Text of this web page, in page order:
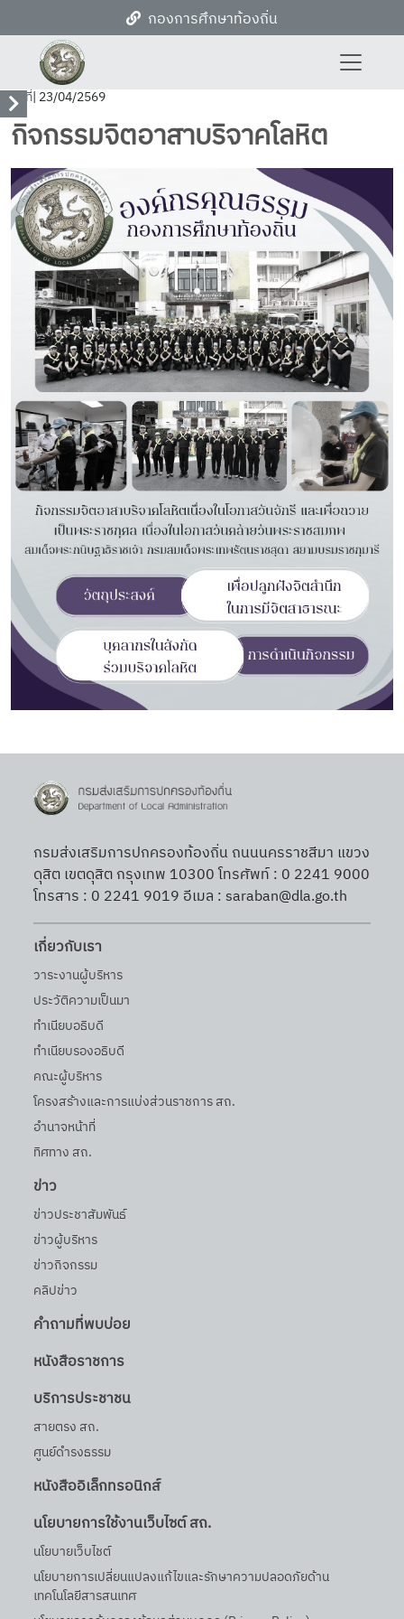
กองการศึกษาท้องถิ่น
วันที่| 23/04/2569
กิจกรรมจิตอาสาบริจาคโลหิต
กรมส่งเสริมการปกครองท้องถิ่น ถนนนครราชสีมา แขวง
ดุสิต เขตดุสิต กรุงเทพ 10300 โทรศัพท์ : 0 2241 9000
โทรสาร : 0 2241 9019 อีเมล : saraban@dla.go.th
เกี่ยวกับเรา
วาระงานผู้บริหาร
ประวัติความเป็นมา
ทำเนียบอธิบดี
ทำเนียบรองอธิบดี
คณะผู้บริหาร
โครงสร้างและการแบ่งส่วนราชการ สถ.
อำนาจหน้าที่
ทิศทาง สถ.
ข่าว
ข่าวประชาสัมพันธ์
ข่าวผู้บริหาร
ข่าวกิจกรรม
คลิปข่าว
คำถามที่พบบ่อย
หนังสือราชการ
บริการประชาชน
สายตรง สถ.
ศูนย์ดำรงธรรม
หนังสืออิเล็กทรอนิกส์
นโยบายการใช้งานเว็บไซต์ สถ.
นโยบายเว็บไชต์
นโยบายการเปลี่ยนแปลงแก้ไขและรักษาความปลอดภัยด้าน
เทคโนโลยีสารสนเทศ